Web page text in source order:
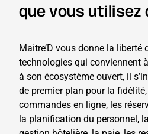
que vous utilisez
Maitre’D vous donne la liberté
technologies qui conviennent
à son écosystème ouvert, il
de premier plan pour la
commandes en ligne, les
la planification du personnel,